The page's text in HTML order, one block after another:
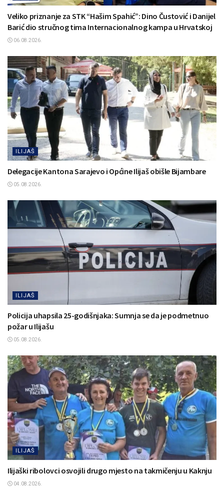
Veliko priznanje za STK “Hašim Spahić”: Dino Čustović i Danijel
Barić dio stručnog tima Internacionalnog kampa u Hrvatskoj
06.08.2026.
ILIJAŠ
Delegacije Kantona Sarajevo i Općine Ilijaš obišle Bijambare
05.08.2026.
ILIJAŠ
Policija uhapsila 25-godišnjaka: Sumnja se da je podmetnuo
požar u Ilijašu
05.08.2026.
ILIJAŠ
Ilijaški ribolovci osvojili drugo mjesto na takmičenju u Kaknju
04.08.2026.